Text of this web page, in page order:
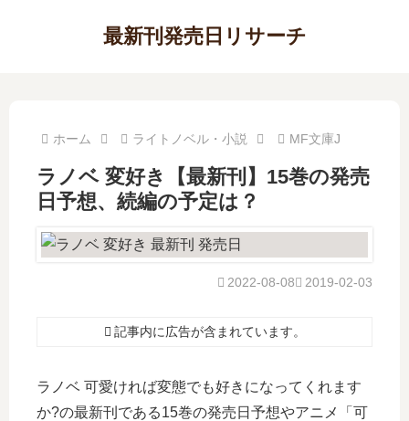
最新刊発売日リサーチ
ホーム ライトノベル・小説 MF文庫J
ラノベ 変好き【最新刊】15巻の発売
日予想、続編の予定は？
2019-02-03
2022-08-08
記事内に広告が含まれています。
ラノベ 可愛ければ変態でも好きになってくれます
か?の最新刊である15巻の発売日予想やアニメ「可